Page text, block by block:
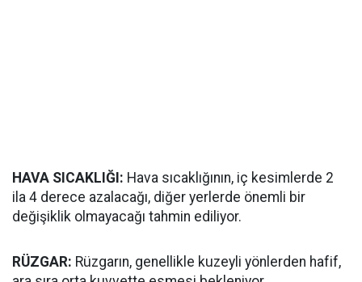
HAVA SICAKLIĞI: Hava sıcaklığının, iç kesimlerde 2
ila 4 derece azalacağı, diğer yerlerde önemli bir
değişiklik olmayacağı tahmin ediliyor.
RÜZGAR: Rüzgarın, genellikle kuzeyli yönlerden hafif,